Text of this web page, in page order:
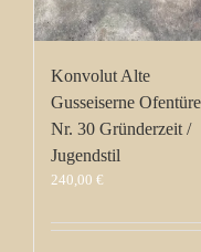
Konvolut Alte
Gusseiserne
Nr. 30 Gründerzeit /
Jugendstil
240,00 €